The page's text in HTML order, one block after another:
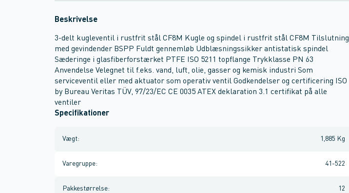
Beskrivelse
3-delt kugleventil i rustfrit stål CF8M Kugle og spindel i rustfrit stål CF8M Tilslutning
med gevindender BSPP Fuldt gennemløb Udblæsningssikker antistatisk spindel
Sæderinge i glasfiberforstærket PTFE ISO 5211 topflange Trykklasse PN 63
Anvendelse Velegnet til f.eks. vand, luft, olie, gasser og kemisk industri Som
serviceventil eller med aktuator som operativ ventil Godkendelser og certificering ISO
by Bureau Veritas TÜV, 97/23/EC CE 0035 ATEX deklaration 3.1 certifikat på alle
ventiler
Specifikationer
Vægt: 1,885 Kg
Varegruppe: 41-522
Pakkestørrelse: 12